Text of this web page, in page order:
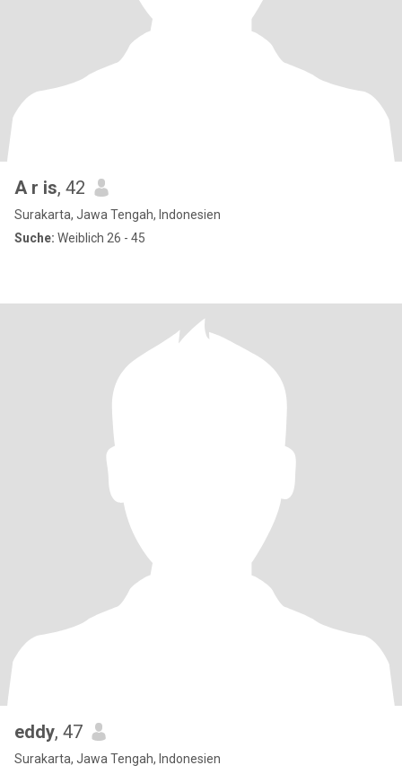
A r is, 42
Surakarta, Jawa Tengah, Indonesien
Suche: Weiblich 26 - 45
eddy, 47
Surakarta, Jawa Tengah, Indonesien